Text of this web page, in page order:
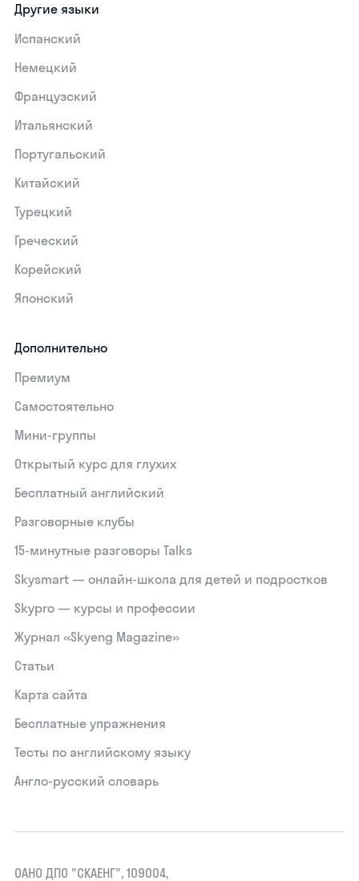
Другие языки
Испанский
Немецкий
Французский
Итальянский
Португальский
Китайский
Турецкий
Греческий
Корейский
Японский
Дополнительно
Премиум
Самостоятельно
Мини-группы
Открытый курс для глухих
Бесплатный английский
Разговорные клубы
15‑минутные разговоры Talks
Skysmart — онлайн-школа для детей и подростков
Skypro — курсы и профессии
Журнал «Skyeng Magazine»
Статьи
Карта сайта
Бесплатные упражнения
Тесты по английскому языку
Англо-русский словарь
ОАНО ДПО "СКАЕНГ", 109004,